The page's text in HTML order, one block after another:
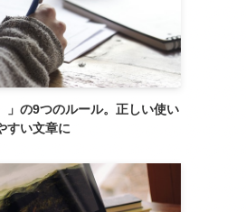
」の9つのルール。正しい使い
すい文章に